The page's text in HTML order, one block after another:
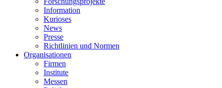
Information
Kurioses
News
Presse
Richtlinien und Normen
Organisationen
Firmen
Institute
Messen